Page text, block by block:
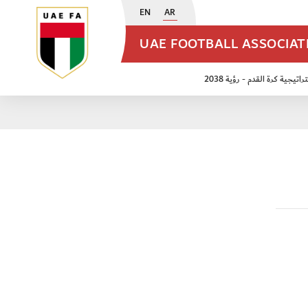
EN AR
UAE FOOTBALL
كرة القدم - رؤية 2038